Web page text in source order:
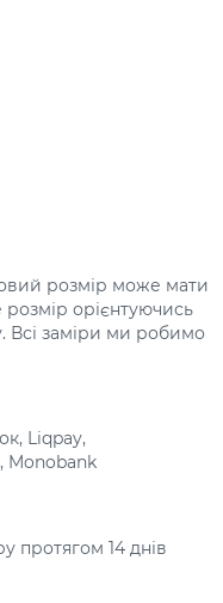
розмір може мати
розмір орієнтуючись
Всі заміри ми робимо
Liqpay,
Monobank
протягом 14 днів